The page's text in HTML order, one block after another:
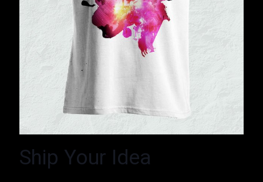
Ship Your Idea